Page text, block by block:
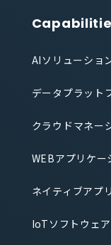
AIソリューショ
データプラット
クラウドマネー
WEBアプリケー
ネイティブアプ
IoTソフトウェ